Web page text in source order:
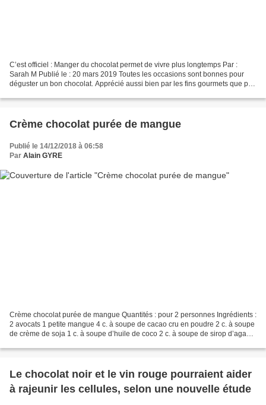
C’est officiel : Manger du chocolat permet de vivre plus longtemps Par :
Sarah M Publié le : 20 mars 2019 Toutes les occasions sont bonnes pour
déguster un bon chocolat. Apprécié aussi bien par les fins gourmets que par
Crème chocolat purée de mangue
Publié le 14/12/2018 à 06:58
Par Alain GYRE
Crème chocolat purée de mangue Quantités : pour 2 personnes Ingrédients :
2 avocats 1 petite mangue 4 c. à soupe de cacao cru en poudre 2 c. à soupe
de crème de soja 1 c. à soupe d’huile de coco 2 c. à soupe de sirop d’agave
Le chocolat noir et le vin rouge pourraient aider
à rajeunir les cellules, selon une nouvelle étude